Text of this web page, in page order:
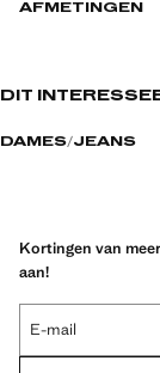
AFMETINGEN
DIT
DAMES JEANS
Kortingen van
aan!
E-mail